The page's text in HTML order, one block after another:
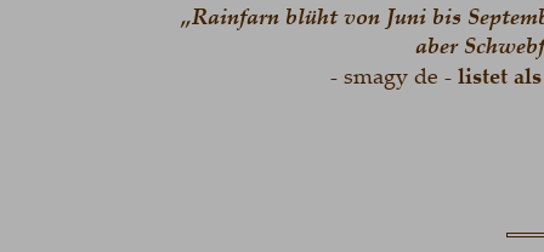
„Rainfarn blüht von Juni bis
aber
- smagy de - listet als